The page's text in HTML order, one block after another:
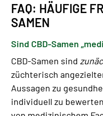
FAQ: HÄUFIGE
SAMEN
Sind CBD-Samen
CBD-Samen sind
züchterisch
Aussagen zu
individuell zu